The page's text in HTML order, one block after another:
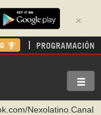
×
PROGRAMACIÓN
Nexolatino.Canal